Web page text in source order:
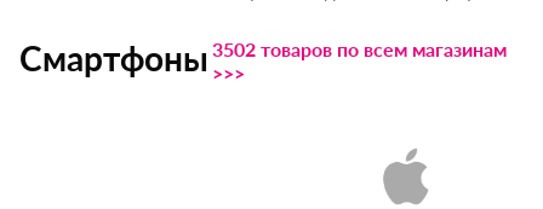
Смартфоны 3502 товаров по всем магазинам
>>>